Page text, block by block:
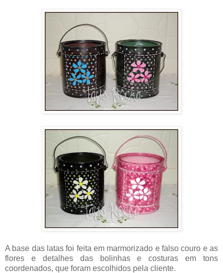
A base das latas foi feita em marmorizado e falso couro e as
flores e detalhes das bolinhas e costuras em tons
coordenados, que foram escolhidos pela cliente.